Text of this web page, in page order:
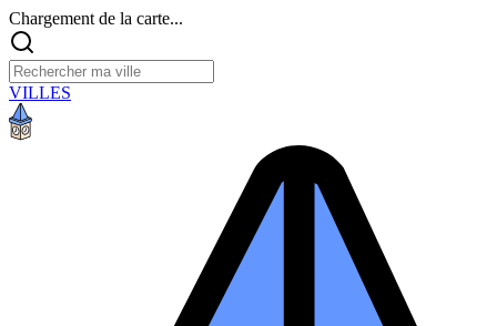
Chargement de la carte...
VILLES